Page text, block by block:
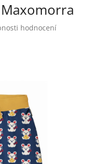
hodnocení